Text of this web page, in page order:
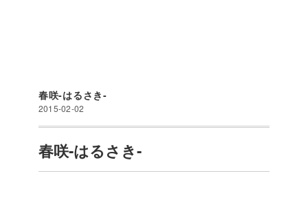
春咲-はるさき-
2015-02-02
春咲-はるさき-